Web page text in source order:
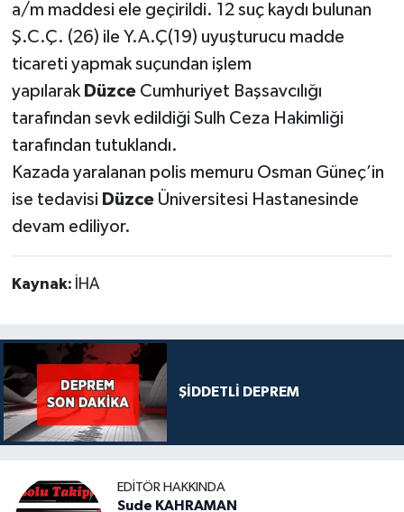
a/m maddesi ele geçirildi. 12 suç kaydı bulunan
Ş.C.Ç. (26) ile Y.A.Ç(19) uyuşturucu madde
ticareti yapmak suçundan işlem
yapılarak DüzceCumhuriyet Başsavcılığı
tarafından sevk edildiği Sulh Ceza Hakimliği
tarafından tutuklandı.
Kazada yaralanan polis memuru Osman Güneç’in
ise tedavisi DüzceÜniversitesi Hastanesinde
devam ediliyor.
Kaynak: İHA
ŞİDDETLİ DEPREM
EDITÖR HAKKINDA
Sude KAHRAMAN